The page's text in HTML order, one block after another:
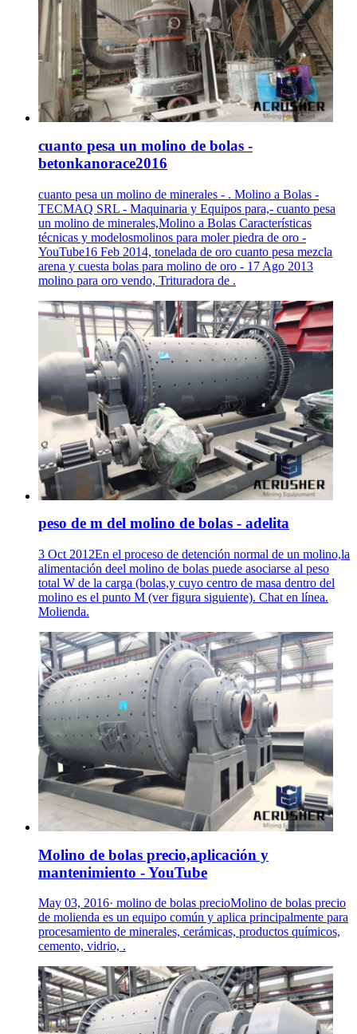
cuanto pesa un molino de bolas -
betonkanorace2016
cuanto pesa un molino de minerales - . Molino a Bolas -
TECMAQ SRL - Maquinaria y Equipos para,- cuanto pesa
un molino de minerales,Molino a Bolas Características
técnicas y modelosmolinos para moler piedra de oro -
YouTube16 Feb 2014, tonelada de oro cuanto pesa mezcla
arena y cuesta bolas para molino de oro - 17 Ago 2013
molino para oro vendo, Trituradora de .
peso de m del molino de bolas - adelita
3 Oct 2012En el proceso de detención normal de un molino,la
alimentación deel molino de bolas puede asociarse al peso
total W de la carga (bolas,y cuyo centro de masa dentro del
molino es el punto M (ver figura siguiente). Chat en línea.
Molienda.
Molino de bolas precio,aplicación y
mantenimiento - YouTube
May 03, 2016· molino de bolas precioMolino de bolas precio
de molienda es un equipo común y aplica principalmente para
procesamiento de minerales, cerámicas, productos químicos,
cemento, vidrio, .